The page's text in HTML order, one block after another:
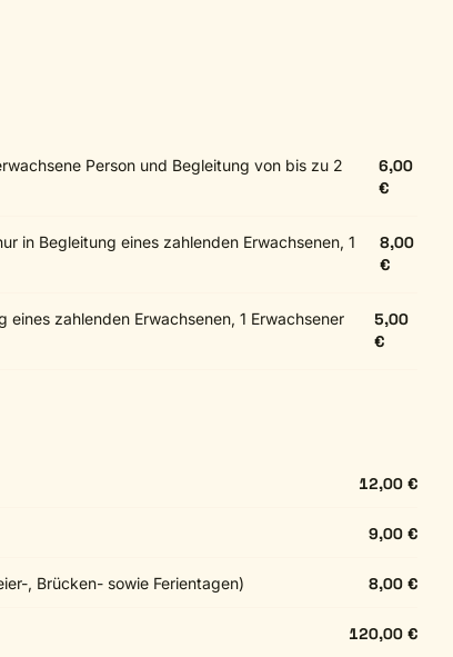
Person und Begleitung von bis zu 2
6,00
€
in Begleitung eines zahlenden Erwachsenen, 1
8,00
€
eines zahlenden Erwachsenen, 1 Erwachsener
5,00
€
12,00 €
9,00 €
, Brücken- sowie Ferientagen) 8,00 €
120,00 €